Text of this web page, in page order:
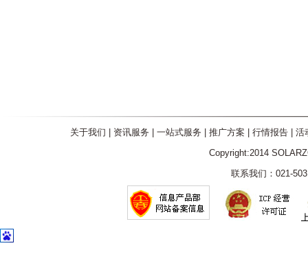
关于我们 资讯服务 一站式服务 推广方案 行情报告| 活
Copyright:2014
联系我们：021-